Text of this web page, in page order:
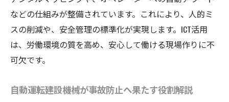
などの仕組みが整備されています。これにより、人的ミ
スの削減や、安全管理の標準化が実現します。ICT活用
は、労働環境の質を高め、安心して働ける現場作りに不
可欠です。
自動運転建設機械が事故防止へ果たす役割解説